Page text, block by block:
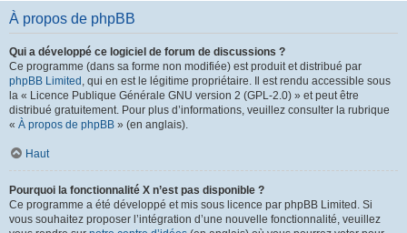
À propos de phpBB
Qui a développé ce logiciel de forum de discussions ?
Ce programme (dans sa forme non modifiée) est produit et distribué par
phpBB Limited , qui en est le légitime propriétaire. Il est rendu accessible sous
la « Licence Publique Générale GNU version 2 (GPL-2.0) » et peut être
distribué gratuitement. Pour plus d’informations, veuillez consulter la rubrique
« À propos de phpBB » (en anglais).
Haut
Pourquoi la fonctionnalité X n’est pas disponible ?
Ce programme a été développé et mis sous licence par phpBB Limited. Si
vous souhaitez proposer l’intégration d’une nouvelle fonctionnalité, veuillez